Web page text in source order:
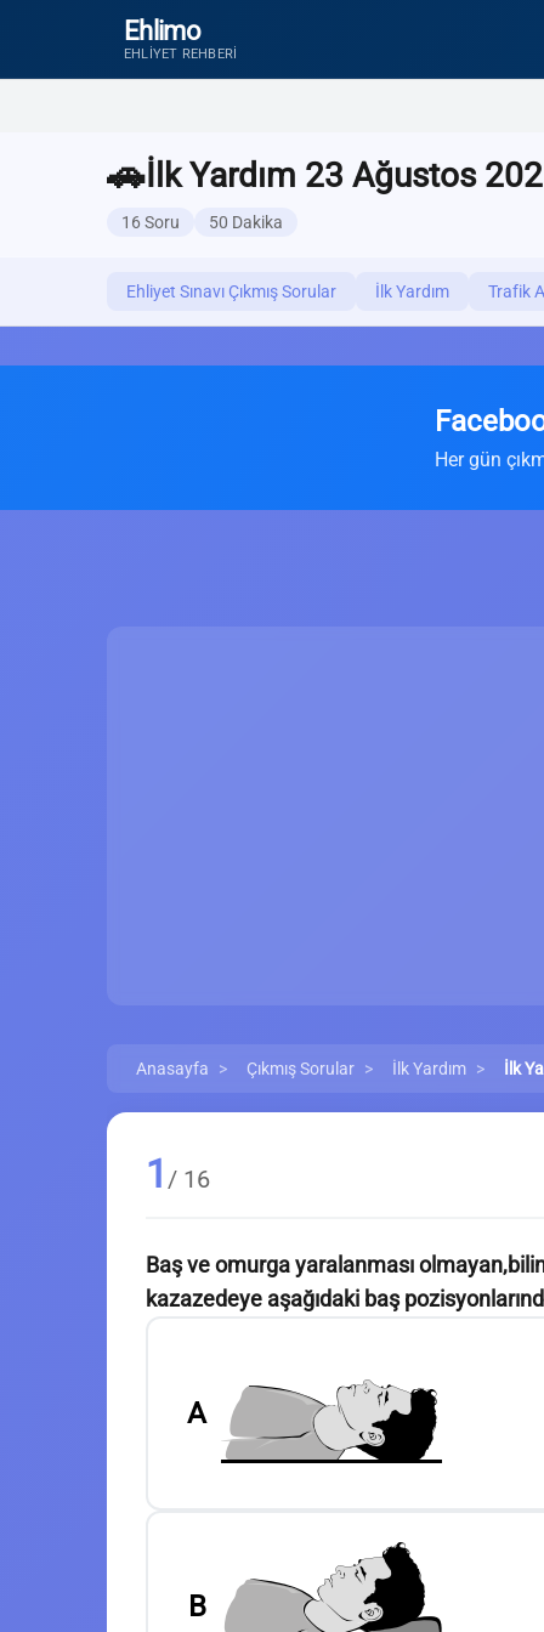
Ehlimo
EHLIYET REHBERI
🚗İlk Yardım 23 Ağustos
16 Soru 50 Dakika
Ehliyet Sınavı Çıkmış Sorular İlk Yardım Trafik
Her gün
Anasayfa Çıkmış Sorular İlk Yardım İlk
1 / 16
Baş ve omurga yaralanması
kazazedeye aşağıdaki baş
A
B